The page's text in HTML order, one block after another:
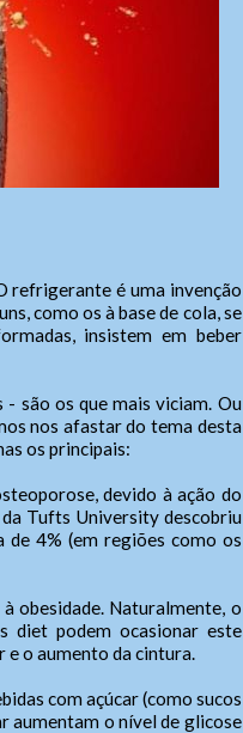
refrigerante é uma invenção
como os à base de cola, se
insistem em beber
são os que mais viciam. Ou
nos afastar do tema desta
os principais:
devido à ação do
Tufts University descobriu
de 4% (em regiões como os
obesidade. Naturalmente, o
diet podem ocasionar este
e o aumento da cintura.
com açúcar (como sucos
aumentam o nível de glicose